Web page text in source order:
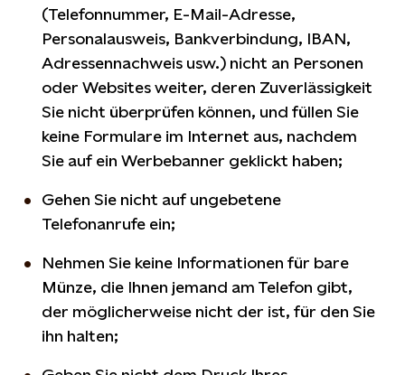
(Telefonnummer, E-Mail-Adresse,
Personalausweis, Bankverbindung, IBAN,
Adressennachweis usw.) nicht an Personen
oder Websites weiter, deren Zuverlässigkeit
Sie nicht überprüfen können, und füllen Sie
keine Formulare im Internet aus, nachdem
Sie auf ein Werbebanner geklickt haben;
Gehen Sie nicht auf ungebetene
Telefonanrufe ein;
Nehmen Sie keine Informationen für bare
Münze, die Ihnen jemand am Telefon gibt,
der möglicherweise nicht der ist, für den Sie
ihn halten;